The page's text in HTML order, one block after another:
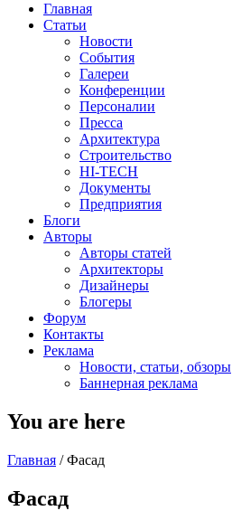
Главная
Статьи
Новости
События
Галереи
Конференции
Персоналии
Пресса
Архитектура
Строительство
HI-TECH
Документы
Предприятия
Блоги
Авторы
Авторы статей
Архитекторы
Дизайнеры
Блогеры
Форум
Контакты
Реклама
Новости, статьи, обзоры
Баннерная реклама
You are here
Главная / Фасад
Фасад